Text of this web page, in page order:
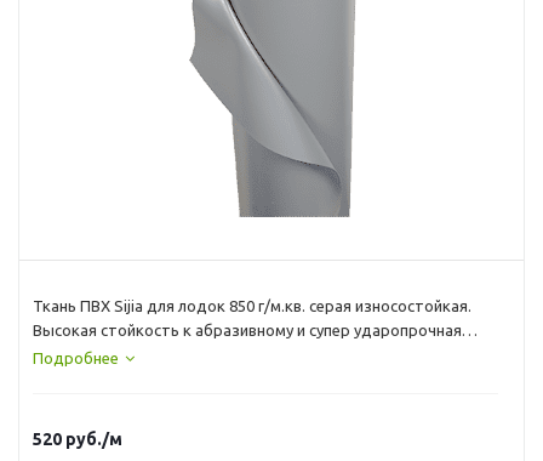
Ткань ПВХ Sijia для лодок 850 г/м.кв. серая износостойкая.
Высокая стойкость к абразивному и супер ударопрочная
Многослойный ПВХ материал используется для изготовления
такому ПВХ материалу для лодок прочность и стойкость к
истиранию. Ширина рулона – 50см
Подробнее
520 руб./м